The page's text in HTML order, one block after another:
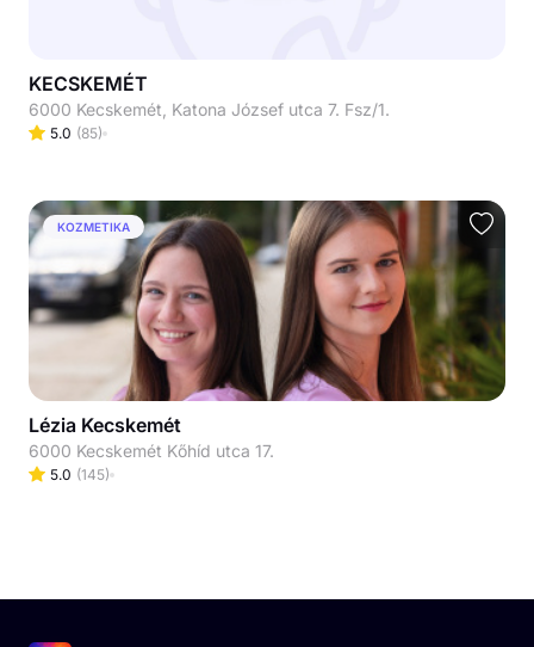
KECSKEMÉT
6000 Kecskemét, Katona József utca 7. Fsz/1.
5.0 (85)
KOZMETIKA
Lézia Kecskemét
6000 Kecskemét Kőhíd utca 17.
5.0 (145)